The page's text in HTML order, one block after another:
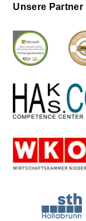
Unsere Partner